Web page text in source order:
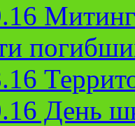
День